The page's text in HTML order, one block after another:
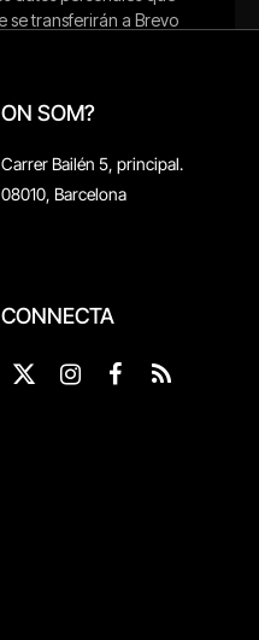
ON SOM?
Carrer Bailén 5, principal.
08010, Barcelona
CONNECTA
X
InstagramFacebook
RSS